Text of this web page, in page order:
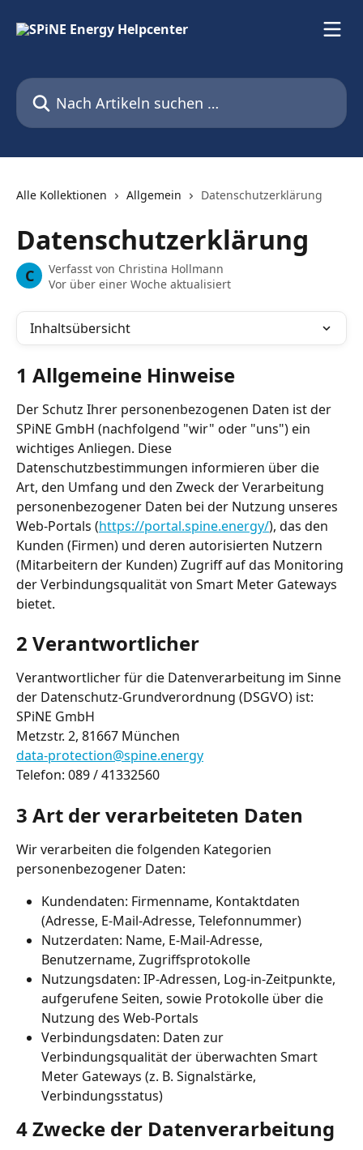
Nach Artikeln suchen …
Alle Kollektionen Allgemein Datenschutzerklärung
Datenschutzerklärung
C Verfasst von Christina Hollmann
Vor über einer Woche aktualisiert
Inhaltsübersicht
1 Allgemeine Hinweise
Der Schutz Ihrer personenbezogenen Daten ist der
SPiNE GmbH (nachfolgend "wir" oder "uns") ein
wichtiges Anliegen. Diese
Datenschutzbestimmungen informieren über die
Art, den Umfang und den Zweck der Verarbeitung
personenbezogener Daten bei der Nutzung unseres
Web-Portals (https://portal.spine.energy/), das den
Kunden (Firmen) und deren autorisierten Nutzern
(Mitarbeitern der Kunden) Zugriff auf das Monitoring
der Verbindungsqualität von Smart Meter Gateways
bietet.
2 Verantwortlicher
Verantwortlicher für die Datenverarbeitung im Sinne
der Datenschutz-Grundverordnung (DSGVO) ist:
SPiNE GmbH
Metzstr. 2, 81667 München
data-protection@spine.energy
Telefon: 089 / 41332560
3 Art der verarbeiteten Daten
Wir verarbeiten die folgenden Kategorien
personenbezogener Daten:
Kundendaten: Firmenname, Kontaktdaten
(Adresse, E-Mail-Adresse, Telefonnummer)
Nutzerdaten: Name, E-Mail-Adresse,
Benutzername, Zugriffsprotokolle
Nutzungsdaten: IP-Adressen, Log-in-Zeitpunkte,
aufgerufene Seiten, sowie Protokolle über die
Nutzung des Web-Portals
Verbindungsdaten: Daten zur
Verbindungsqualität der überwachten Smart
Meter Gateways (z. B. Signalstärke,
Verbindungsstatus)
4 Zwecke der Datenverarbeitung